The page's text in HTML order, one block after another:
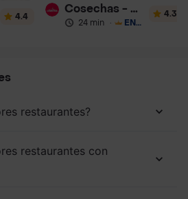
4.4
Cosechas - Batidos
24 min · ENVÍO GRATIS
4.3
restaurantes?
restaurantes con